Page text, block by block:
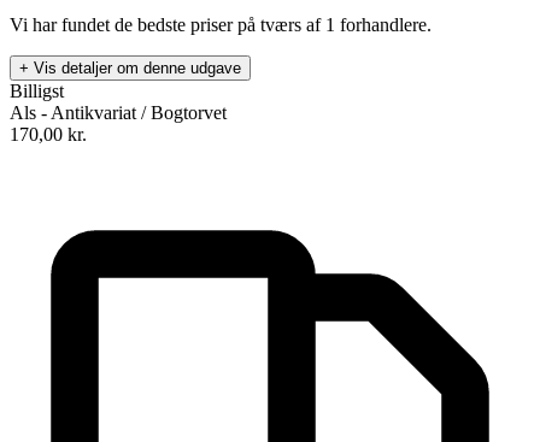
Vi har fundet de bedste priser på tværs af 1 forhandlere.
+ Vis detaljer om denne udgave
Mennesket og magterne
Esben Andreasen, &
Hanne Følner
Billigst
Als - Antikvariat / Bogtorvet
170,00 kr.